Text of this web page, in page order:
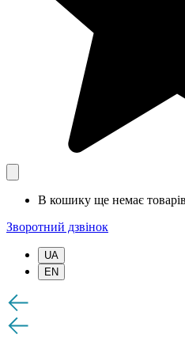
В кошику ще немає товарів
Зворотний дзвінок
UA
EN